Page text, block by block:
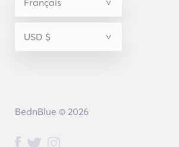
BednBlue © 2026